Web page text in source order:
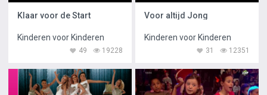
Klaar voor de Start
Kinderen voor Kinderen
19228
49
Voor altijd Jong
Kinderen voor Kinderen
12351
31